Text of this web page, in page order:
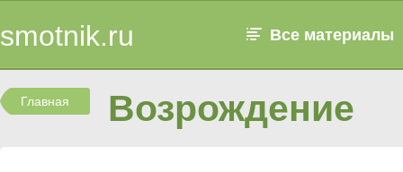
smotnik.ru Все материалы
Главная Возрождение